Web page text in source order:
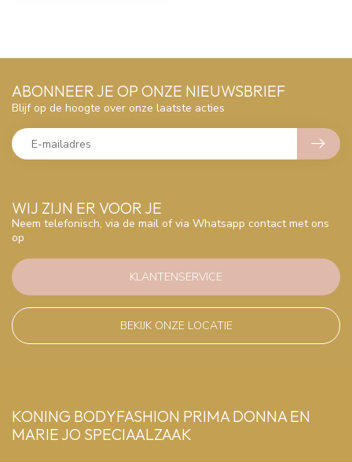
WIJ ZIJN ER VOOR JE
Neem telefonisch, via de mail of via Whatsapp contact met ons
op
KLANTENSERVICE
BEKIJK ONZE LOCATIE
ABONNEER JE OP ONZE NIEUWSBRIEF
Blijf op de hoogte over onze laatste acties
KONING BODYFASHION PRIMA DONNA EN
MARIE JO SPECIAALZAAK